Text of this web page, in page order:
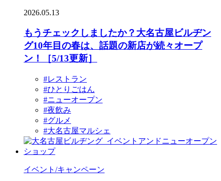
2026.05.13
もうチェックしましたか？大名古屋ビルヂン
グ10年目の春は、話題の新店が続々オープ
ン！［5/13更新］
#レストラン
#ひとりごはん
#ニューオープン
#夜飲み
#グルメ
#大名古屋マルシェ
イベント/キャンペーン